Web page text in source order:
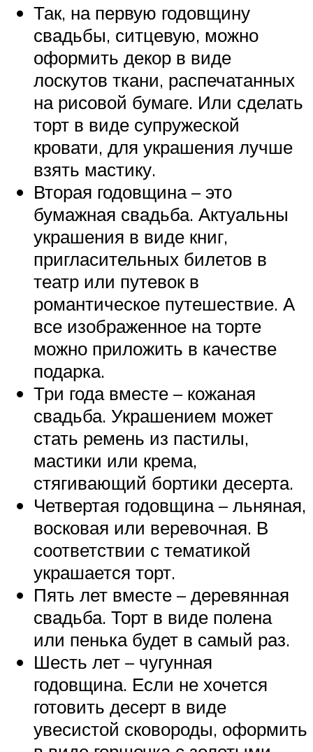
Так, на первую годовщину
свадьбы, ситцевую, можно
оформить декор в виде
лоскутов ткани, распечатанных
на рисовой бумаге. Или сделать
торт в виде супружеской
кровати, для украшения лучше
взять мастику.
Вторая годовщина – это
бумажная свадьба. Актуальны
украшения в виде книг,
пригласительных билетов в
театр или путевок в
романтическое путешествие. А
все изображенное на торте
можно приложить в качестве
подарка.
Три года вместе – кожаная
свадьба. Украшением может
стать ремень из пастилы,
мастики или крема,
стягивающий бортики десерта.
Четвертая годовщина – льняная,
восковая или веревочная. В
соответствии с тематикой
украшается торт.
Пять лет вместе – деревянная
свадьба. Торт в виде полена
или пенька будет в самый раз.
Шесть лет – чугунная
годовщина. Если не хочется
готовить десерт в виде
увесистой сковороды, оформить